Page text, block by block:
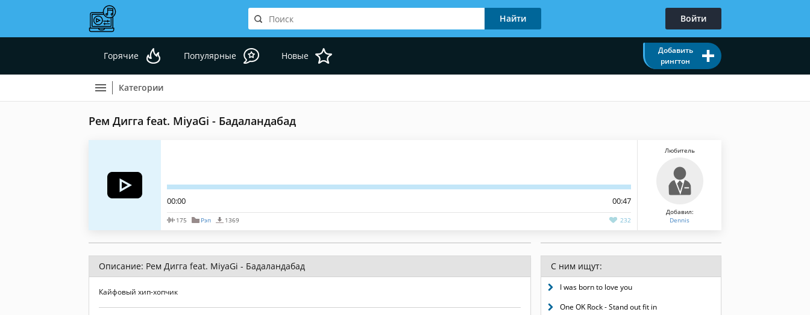
Войти
Горячие Популярные Новые
Добавить
рингтон
Категории
Рем Дигга feat. MiyaGi - Бадаландабад
00:00 00:47
175 Рэп 1369 232
Любитель
Добавил:
Dennis
Описание: Рем Дигга feat. MiyaGi - Бадаландабад
Кайфовый хип-хопчик
С ним ищут:
I was born to love you
One OK Rock - Stand out fit in